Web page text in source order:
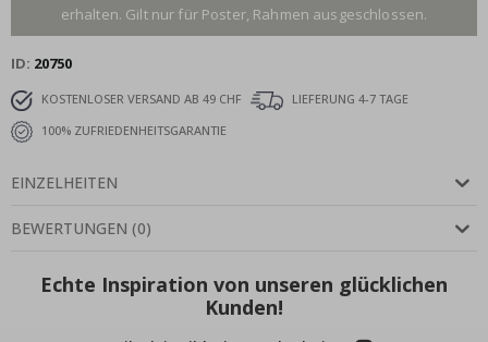
erhalten. Gilt nur für Poster, Rahmen ausgeschlossen.
ID 20750
KOSTENLOSER VERSAND AB 49 CHF
LIEFERUNG 4-7 TAGE
100% ZUFRIEDENHEITSGARANTIE
EINZELHEITEN
BEWERTUNGEN (0)
Echte Inspiration von unseren glücklichen
Kunden!